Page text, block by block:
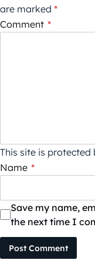
are marked *
Comment *
This site is protected
Name *
Save my name,
the next time I
Post Comment